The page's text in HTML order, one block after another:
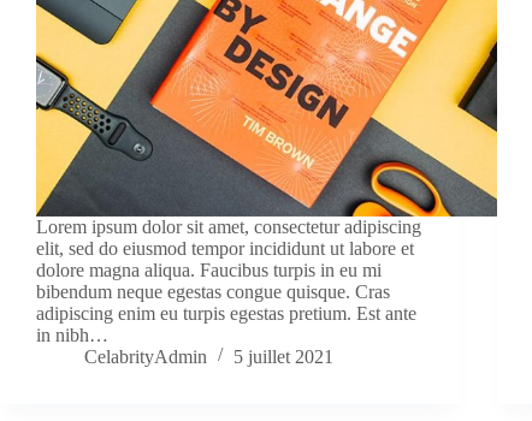
Lorem ipsum dolor sit amet, consectetur adipiscing
elit, sed do eiusmod tempor incididunt ut labore et
dolore magna aliqua. Faucibus turpis in eu mi
bibendum neque egestas congue quisque. Cras
adipiscing enim eu turpis egestas pretium. Est ante
in nibh…
CelabrityAdmin
5 juillet 2021